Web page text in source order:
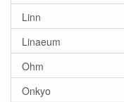
Linn
Linaeum
Ohm
Onkyo